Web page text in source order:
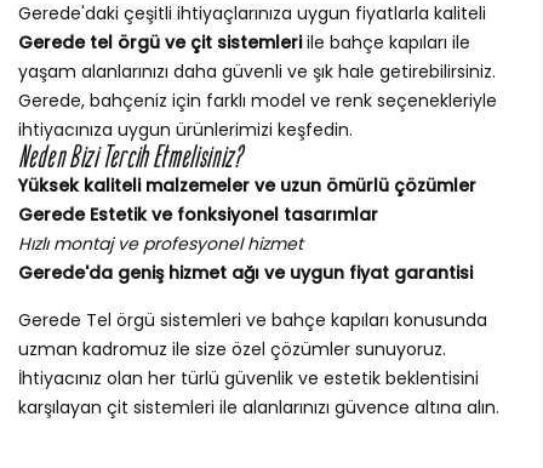
Gerede'daki çeşitli ihtiyaçlarınıza uygun fiyatlarla kaliteli
Gerede tel örgü ve çit sistemleriile bahçe kapıları ile
yaşam alanlarınızı daha güvenli ve şık hale getirebilirsiniz.
Gerede, bahçeniz için farklı model ve renk seçenekleriyle
ihtiyacınıza uygun ürünlerimizi keşfedin.
Neden Bizi Tercih Etmelisiniz?
Yüksek kaliteli malzemeler ve uzun ömürlü çözümler
Gerede Estetik ve fonksiyonel tasarımlar
Hızlı montaj ve profesyonel hizmet
Gerede'da geniş hizmet ağı ve uygun fiyat garantisi
Gerede Tel örgü sistemleri ve bahçe kapıları konusunda
uzman kadromuz ile size özel çözümler sunuyoruz.
İhtiyacınız olan her türlü güvenlik ve estetik beklentisini
karşılayan çit sistemleri ile alanlarınızı güvence altına alın.